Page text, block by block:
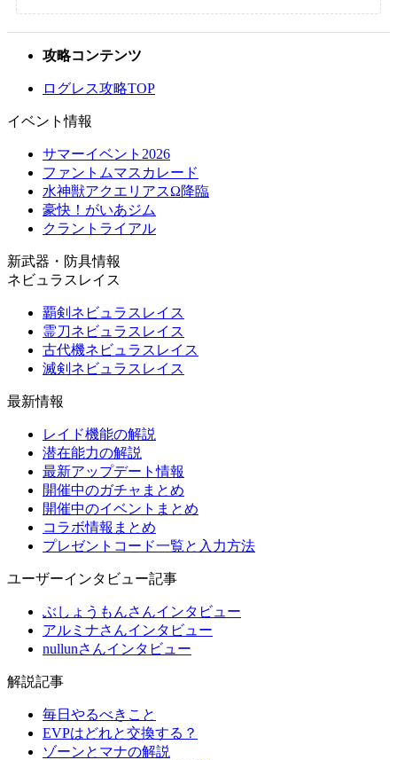
攻略コンテンツ
ログレス攻略TOP
イベント情報
サマーイベント2026
ファントムマスカレード
水神獣アクエリアスΩ降臨
豪快！がいあジム
クラントライアル
新武器・防具情報
ネビュラスレイス
覇剣ネビュラスレイス
霊刀ネビュラスレイス
古代機ネビュラスレイス
滅剣ネビュラスレイス
最新情報
レイド機能の解説
潜在能力の解説
最新アップデート情報
開催中のガチャまとめ
開催中のイベントまとめ
コラボ情報まとめ
プレゼントコード一覧と入力方法
ユーザーインタビュー記事
ぶしょうもんさんインタビュー
アルミナさんインタビュー
nullunさんインタビュー
解説記事
毎日やるべきこと
EVPはどれと交換する？
ゾーンとマナの解説